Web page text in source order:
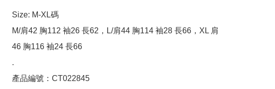
Size: M-XL碼
M/肩42 胸112 袖26 長62，L/肩44 胸114 袖28 長66，XL 肩
46 胸116 袖24 長66
.
產品編號：CT022845